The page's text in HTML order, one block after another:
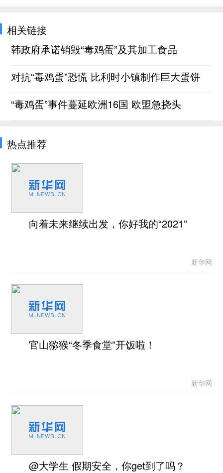
相关链接
韩政府承诺销毁“毒鸡蛋”及其加工食品
对抗“毒鸡蛋”恐慌 比利时小镇制作巨大蛋饼
“毒鸡蛋”事件蔓延欧洲16国 欧盟急挠头
热点推荐
向着未来继续出发，你好我的“2021”
新华网
官山猕猴“冬季食堂”开饭啦！
新华网
@大学生 假期安全，你get到了吗？